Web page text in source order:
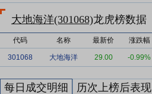
大地海洋(301068)龙虎榜数据
代码 名称 最新价 涨跌幅
301068 大地海洋 29.00 -0.99%
每日成交明细 历次上榜后表现